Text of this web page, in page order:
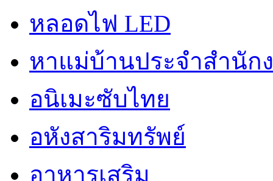
หลอดไฟ LED
หาแม่บ้านประจำสำนัก
อนิเมะซับไทย
อหังสาริมทรัพย์
อาหารเสริม